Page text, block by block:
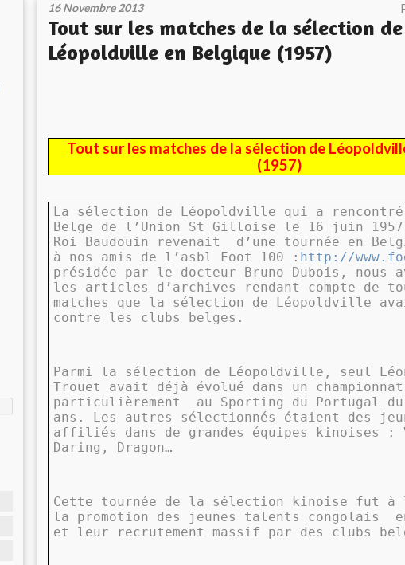
16 Novembre 2013
Tout sur les matches de la sélection de
Léopoldville en Belgique (1957)
Tout sur les matches de la sélection de
(1957)
La sélection de Léopoldville qui a
Belge de l’Union St Gilloise le 16 juin 1957
Roi Baudouin revenait
d’une tournée en
à nos amis de l’asbl Foot 100 : http://
présidée par le docteur Bruno Dubois, nous
les articles d’archives rendant compte de
matches que la sélection de Léopoldville
contre les clubs belges.
Parmi la sélection de Léopoldville, seul Léon
Trouet avait déjà évolué dans un championnat
particulièrement
au Sporting du Portugal
ans. Les autres sélectionnés étaient des
affiliés dans de grandes équipes kinoises :
Daring, Dragon…
Cette tournée de la sélection kinoise fut à
la promotion des jeunes talents congolais
et leur recrutement massif par des clubs